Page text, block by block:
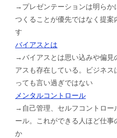
→プレゼンテーションは明らか
つくることが優先ではなく提
す
バイアスとは
→バイアスとは思い込みや偏見
アスも存在している。ビジネ
っても言い過ぎではない
メンタルコントロール
→自己管理、セルフコントロー
ール。これができる人ほど仕
か